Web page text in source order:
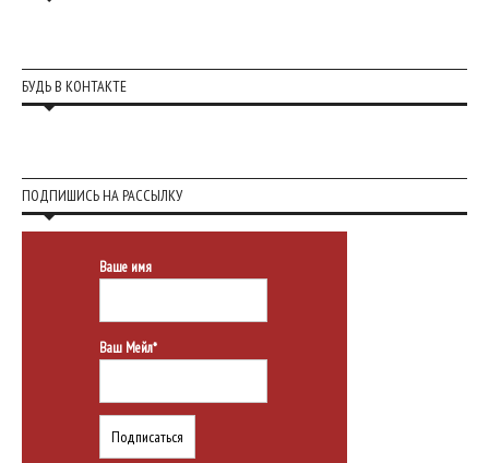
БУДЬ В КОНТАКТЕ
ПОДПИШИСЬ НА РАССЫЛКУ
Ваше имя
Ваш Мейл*